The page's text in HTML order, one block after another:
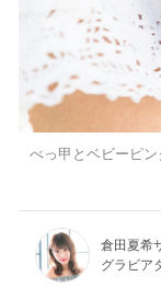
べっ甲とベビーピン
倉田夏希
グラビア